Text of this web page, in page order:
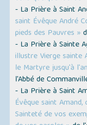
- La Prière à Saint
saint Évêque André
pieds des Pauvres »
- La Prière à Sainte
illustre Vierge sainte
le Martyre jusqu'à
l'Abbé de
- La Prière à Saint
Évêque saint
Sainteté de vos